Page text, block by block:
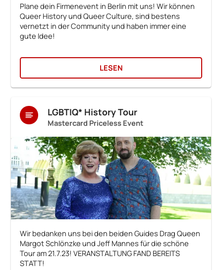
Plane dein Firmenevent in Berlin mit uns! Wir können
Queer History und Queer Culture, sind bestens
vernetzt in der Community und haben immer eine
gute Idee!
LESEN
LGBTIQ* History Tour
Mastercard Priceless Event
Wir bedanken uns bei den beiden Guides Drag Queen
Margot Schlönzke und Jeff Mannes für die schöne
Tour am 21.7.23! VERANSTALTUNG FAND BEREITS
STATT!